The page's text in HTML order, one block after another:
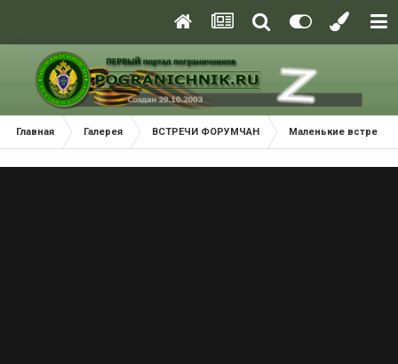
Главная Галерея ВСТРЕЧИ ФОРУМЧАН Маленькие встречи